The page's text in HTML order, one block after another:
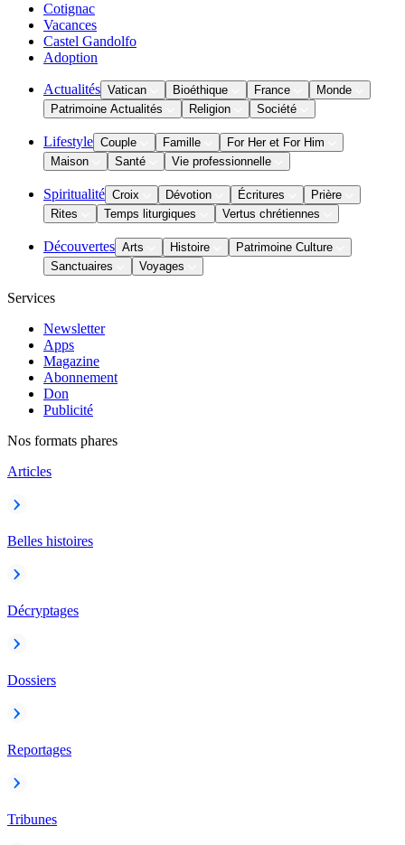
Cotignac
Vacances
Castel Gandolfo
Adoption
Actualités Vatican Bioéthique France
Monde
Patrimoine Actualités
Religion Société
Lifestyle Couple Famille
For Her et For Him
Maison
Santé Vie professionnelle
Spiritualité Croix Dévotion Écritures
Prière
Rites
Temps liturgiques Vertus chrétiennes
Découvertes Arts Histoire
Patrimoine Culture
Sanctuaires
Voyages
Services
Newsletter
Apps
Magazine
Abonnement
Don
Publicité
Nos formats phares
Articles
Belles histoires
Décryptages
Dossiers
Reportages
Tribunes